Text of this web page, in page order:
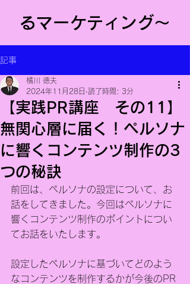
るマーケティング～
記事
【実践PR講座 その11】
無関心層に届く！ペルソナ
に響くコンテンツ制作の3
つの秘訣
橘川 徳夫
2024年11月28日 読了時間: 3分
前回は、ペルソナの設定について、お
話をしてきました。今回はペルソナに
響くコンテンツ制作のポイントについ
てお話をいたします。
設定したペルソナに基づいてどのよう
なコンテンツを制作するかが今後のPR